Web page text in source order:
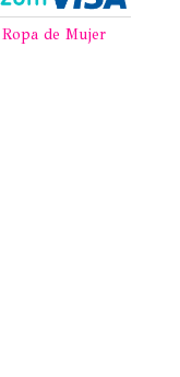
Ropa de Mujer